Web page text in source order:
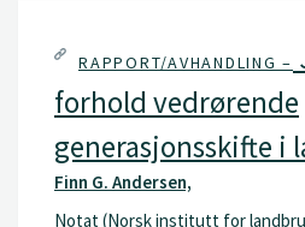
RAPPORT/AVHANDLING –
forhold vedrørende
generasjonsskifte i
Finn G. Andersen,
Notat (Norsk institutt for